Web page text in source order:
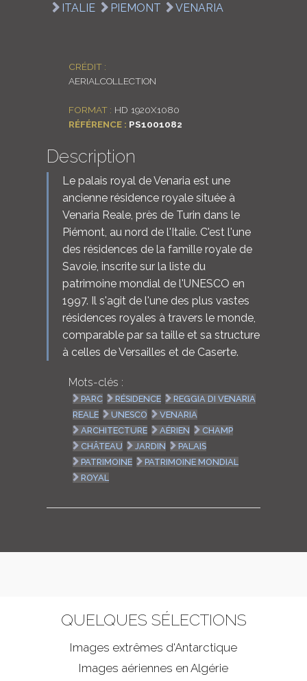
ITALIE PIEMONT VENARIA
CRÉDIT :
AERIALCOLLECTION
FORMAT : HD 1920X1080
RÉFÉRENCE : PS1001082
Description
Le palais royal de Venaria est une
ancienne résidence royale située à
Venaria Reale, près de Turin dans le
Piémont, au nord de l'Italie. C'est l'une
des résidences de la famille royale de
Savoie, inscrite sur la liste du
patrimoine mondial de l'UNESCO en
1997. Il s'agit de l'une des plus vastes
résidences royales à travers le monde,
comparable par sa taille et sa structure
à celles de Versailles et de Caserte.
Mots-clés :
PARC RÉSIDENCE
REGGIA DI VENARIA
REALE
UNESCO
VENARIA
ARCHITECTURE
AÉRIEN
CHAMP
CHÂTEAU
JARDIN
PALAIS
PATRIMOINE
PATRIMOINE MONDIAL
ROYAL
QUELQUES SÉLECTIONS
Images extrêmes d'Antarctique
Images aériennes en Algérie